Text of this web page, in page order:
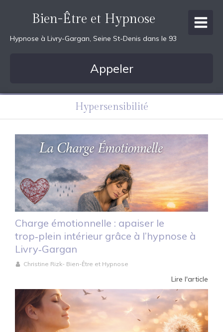
Bien-Être et Hypnose
Hypnose à Livry-Gargan, Seine St-Denis dans le 93
Appeler
Hypersensibilité
Charge émotionnelle : apaiser le
trop‑plein intérieur grâce à l’hypnose à
Livry‑Gargan
Christine Rizk- Bien-Être et Hypnose
Lire l'article